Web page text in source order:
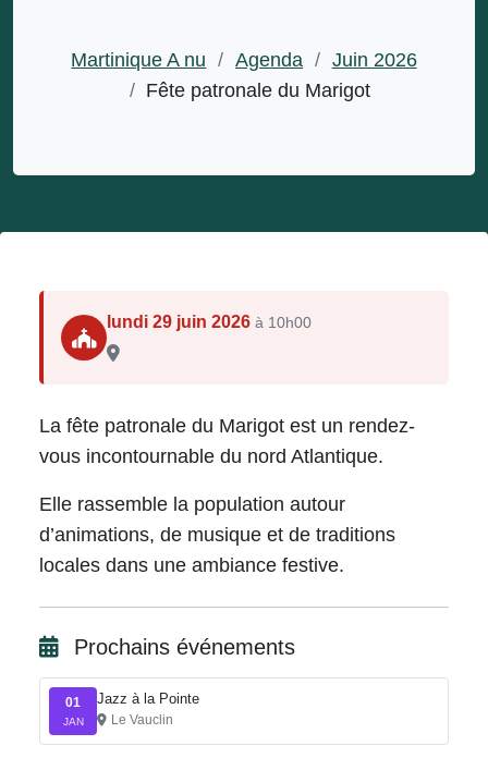
Martinique A nu / Agenda / Juin 2026
/ Fête patronale du Marigot
lundi 29 juin 2026 à 10h00
La fête patronale du Marigot est un rendez-
vous incontournable du nord Atlantique.
Elle rassemble la population autour
d’animations, de musique et de traditions
locales dans une ambiance festive.
Prochains événements
01
JAN
Jazz à la Pointe
Le Vauclin